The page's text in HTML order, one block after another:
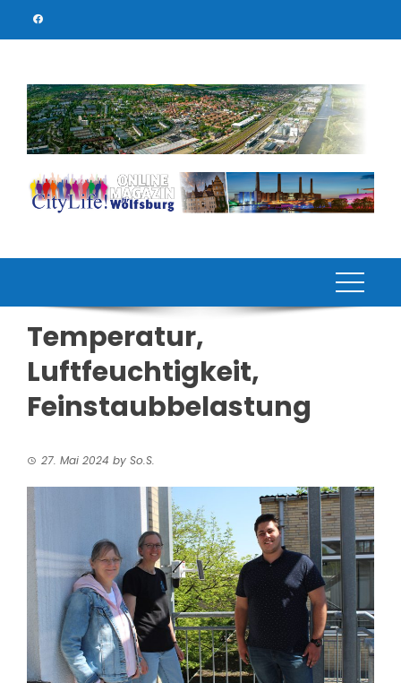
Temperatur,
Luftfeuchtigkeit,
Feinstaubbelastung
27. Mai 2024 by So.S.